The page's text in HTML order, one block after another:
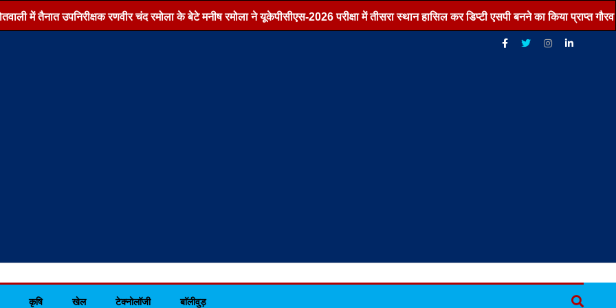
में तैनात उपनिरीक्षक रणवीर चंद रमोला के बेटे मनीष रमोला ने यूकेपीसीएस-2026 परीक्षा में तीसरा स्थान हासिल कर डिप्टी एसपी बनने का किया प्राप्त गौरव ,,,
कृषि खेल टेक्नोलॉजी बाॅलीवुड़